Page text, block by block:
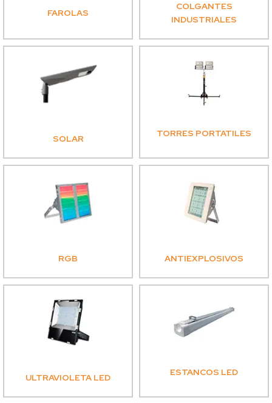
FAROLAS
COLGANTES
INDUSTRIALES
SOLAR
TORRES PORTATILES
RGB ANTIEXPLOSIVOS
ULTRAVIOLETA LED
ESTANCOS LED